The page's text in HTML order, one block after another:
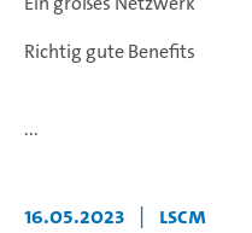
Richtig gute Benefits
...
16.05.2023 | LSCM